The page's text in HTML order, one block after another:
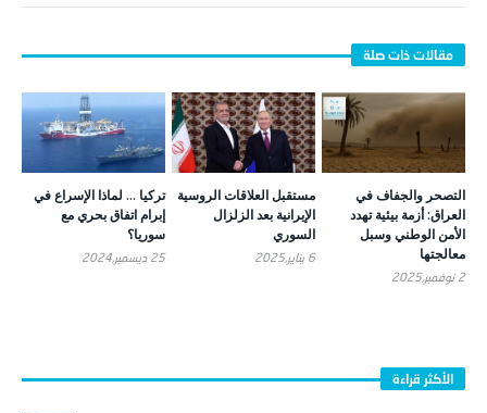
التصحر والجفاف في
العراق: أزمة بيئية تهدد
الأمن الوطني وسبل
معالجتها
2 نوفمبر,2025
مستقبل العلاقات الروسية
الإيرانية بعد الزلزال
السوري
6 يناير,2025
تركيا … لماذا الإسراع في
إبرام اتفاق بحري مع
سوريا؟
25 ديسمبر,2024
الأكثر قراءة